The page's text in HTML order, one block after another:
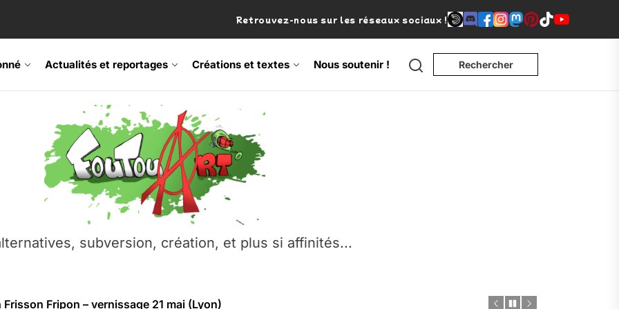
Retrouvez-nous sur les réseaux sociaux !
Actualités et reportages Créations et textes Nous soutenir ! Search Rechercher
subversion, création, et plus si affinités...
Frisson Fripon – vernissage 21 mai (Lyon)
Festival – Samedi 18 juillet (Vaulx-en-Velin)
– Ŝtono, un livre réalisé par Michaël Moretti & Pierre Lacôte
contre l’A412 à l’Établi (Haute-Savoie)
Fripon – vernissage 21 mai (Lyon)